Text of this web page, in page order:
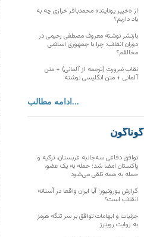
از «خیبر یونایتد» محمدباقر خرازی چه به
یاد داریم؟
بازنشر نوشته معروف مصطفی رحیمی در
دوران انقلاب: چرا با جمهوری اسلامی
مخالفم؟
نقاب ضرورت (ترجمه از آلمانی) + متن
آلمانی + متن انگلیسی نوشته
ادامه مطالب...
گوناگون
توافق دفاعی سه‌جانبه عربستان، ترکیه و
پاکستان امضا شد؛ حمله به یک عضو،
حمله به همه تلقی می‌شود
گزارش یورونیوز؛ آیا ایران واقعا در آستانه
انقلاب است؟
جزئیات و ابهامات توافق بر سر تنگه هرمز
به روایت رویترز